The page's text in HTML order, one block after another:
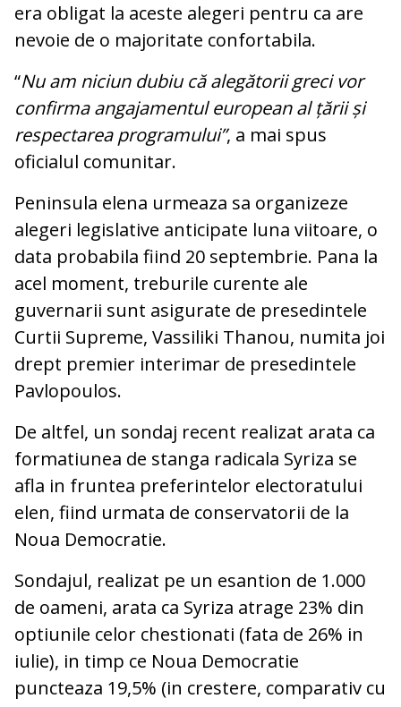
era obligat la aceste alegeri pentru ca are
nevoie de o majoritate confortabila.
“Nu am niciun dubiu că alegătorii greci vor
confirma angajamentul european al țării și
respectarea programului”, a mai spus
oficialul comunitar.
Peninsula elena urmeaza sa organizeze
alegeri legislative anticipate luna viitoare, o
data probabila fiind 20 septembrie. Pana la
acel moment, treburile curente ale
guvernarii sunt asigurate de presedintele
Curtii Supreme, Vassiliki Thanou, numita joi
drept premier interimar de presedintele
Pavlopoulos.
De altfel, un sondaj recent realizat arata ca
formatiunea de stanga radicala Syriza se
afla in fruntea preferintelor electoratului
elen, fiind urmata de conservatorii de la
Noua Democratie.
Sondajul, realizat pe un esantion de 1.000
de oameni, arata ca Syriza atrage 23% din
optiunile celor chestionati (fata de 26% in
iulie), in timp ce Noua Democratie
puncteaza 19,5% (in crestere, comparativ cu